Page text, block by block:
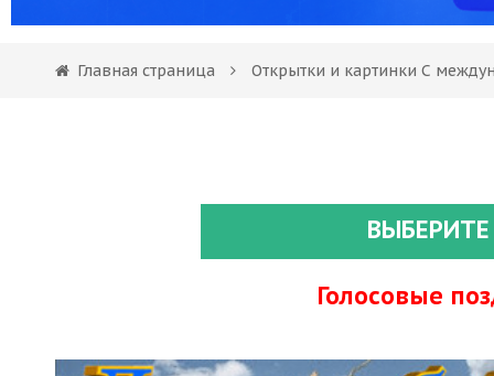
Главная страница Открытки и картинки С
Голосовые